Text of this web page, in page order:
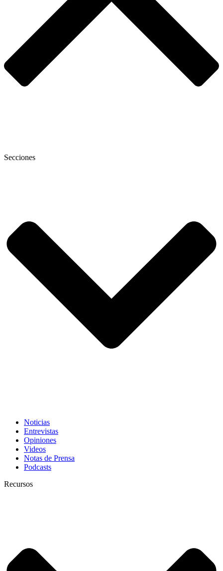
Secciones
Noticias
Entrevistas
Opiniones
Videos
Notas de Prensa
Podcasts
Recursos